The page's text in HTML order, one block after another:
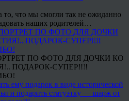
то, что мы смогли так не ожиданно
наших родителей…
ПО ФОТО ДЛЯ ДОЧКИ КО
ПОДАРОК-СУПЕР!!!!